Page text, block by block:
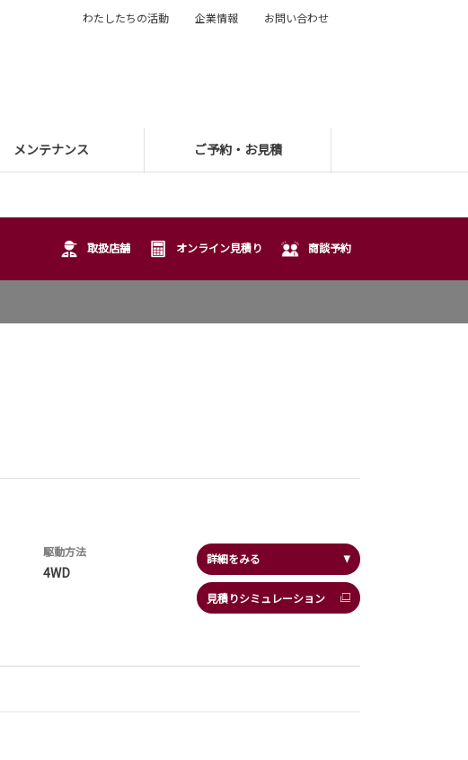
メンテナンス ご予約・お見積
わたしたちの活動 企業情報 お問い合わせ
取扱店舗 オンライン見積り 商談予約
駆動方法
4WD
詳細をみる
見積りシミュレーション